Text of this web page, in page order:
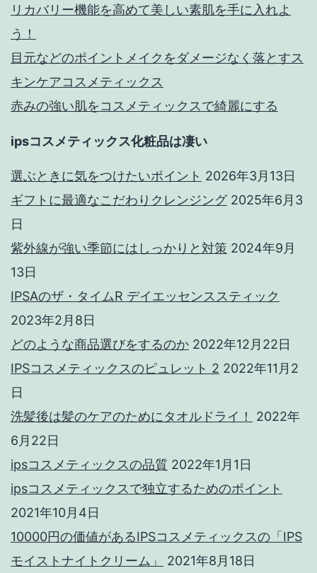
リカバリー機能を高めて美しい素肌を手に入れよ
う！
目元などのポイントメイクをダメージなく落とすス
キンケアコスメティックス
赤みの強い肌をコスメティックスで綺麗にする
ipsコスメティックス化粧品は凄い
選ぶときに気をつけたいポイント 2026年3月13日
ギフトに最適なこだわりクレンジング 2025年6月3
日
紫外線が強い季節にはしっかりと対策 2024年9月
13日
IPSAのザ・タイムR デイエッセンススティック
2023年2月8日
どのような商品選びをするのか 2022年12月22日
IPSコスメティックスのピュレット 2 2022年11月2
日
洗髪後は髪のケアのためにタオルドライ！
2022年
6月22日
ipsコスメティックスの品質 2022年1月1日
ipsコスメティックスで独立するためのポイント
2021年10月4日
10000円の価値があるIPSコスメティックスの「IPS
モイストナイトクリーム」
2021年8月18日